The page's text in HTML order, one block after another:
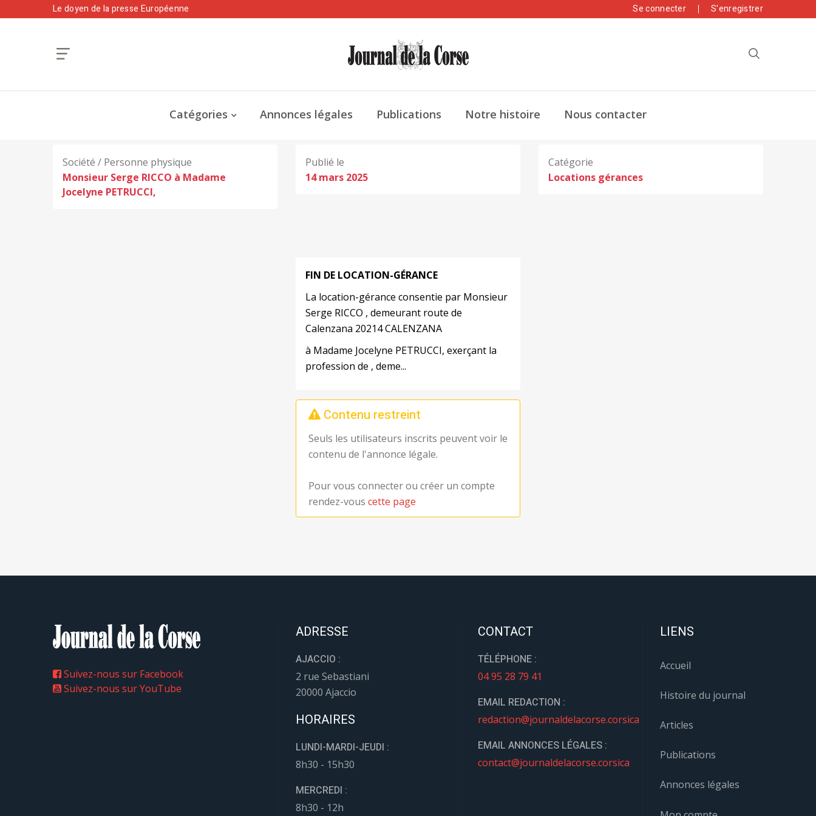
Le doyen de la presse Européenne Se connecter S'enregistrer
Catégories Annonces légales Publications Notre histoire Nous contacter
Société / Personne physique
Monsieur Serge RICCO à Madame
Jocelyne PETRUCCI,
Publié le
14 mars 2025
Catégorie
Locations gérances
FIN DE LOCATION-GÉRANCE
La location-gérance consentie par Monsieur
Serge RICCO , demeurant route de
Calenzana 20214 CALENZANA
à Madame Jocelyne PETRUCCI, exerçant la
profession de , deme...
Contenu restreint
Seuls les utilisateurs inscrits peuvent voir le
contenu de l'annonce légale.
Pour vous connecter ou créer un compte
rendez-vous cette page
Suivez-nous sur Facebook
Suivez-nous sur YouTube
ADRESSE
AJACCIO :
2 rue Sebastiani
20000 Ajaccio
HORAIRES
LUNDI-MARDI-JEUDI :
8h30 - 15h30
MERCREDI :
8h30 - 12h
CONTACT
TÉLÉPHONE :
04 95 28 79 41
EMAIL REDACTION :
redaction@journaldelacorse.corsica
EMAIL ANNONCES LÉGALES :
contact@journaldelacorse.corsica
LIENS
Accueil
Histoire du journal
Articles
Publications
Annonces légales